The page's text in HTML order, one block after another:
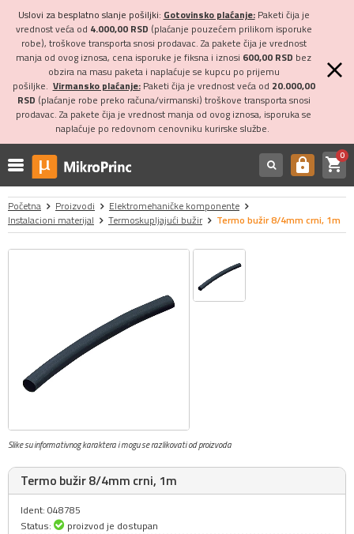
Uslovi za besplatno slanje pošiljki: Gotovinsko plaćanje:Paketi čija je
vrednost veća od 4.000,00 RSD (plaćanje pouzećem prilikom isporuke
robe), troškove transporta snosi prodavac. Za pakete čija je vrednost
manja od ovog iznosa, cena isporuke je fiksna i iznosi 600,00 RSD bez
obzira na masu paketa i naplaćuje se kupcu po prijemu
pošiljke. Virmansko plaćanje:Paketi čija je vrednost veća od 20.000,00
RSD (plaćanje robe preko računa/virmanski) troškove transporta snosi
prodavac. Za pakete čija je vrednost manja od ovog iznosa, isporuka se
naplaćuje po redovnom cenovniku kurirske službe.
https shopping_cart0
Početna Proizvodi
Elektromehaničke komponente
Instalacioni materijal
Termoskupljajući bužir Termo bužir 8/4mm crni, 1m
Slike su informativnog karaktera i mogu se razlikovati od proizvoda
Termo bužir 8/4mm crni, 1m
Ident: 048785
Status:
proizvod je dostupan